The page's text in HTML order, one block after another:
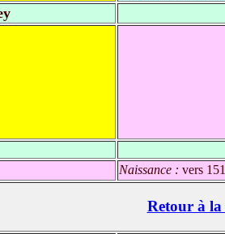
Naissance : vers
Retour à